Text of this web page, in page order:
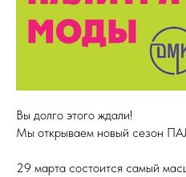
Вы долго этого ждали!
Мы открываем новый сезон
29 марта состоится самый